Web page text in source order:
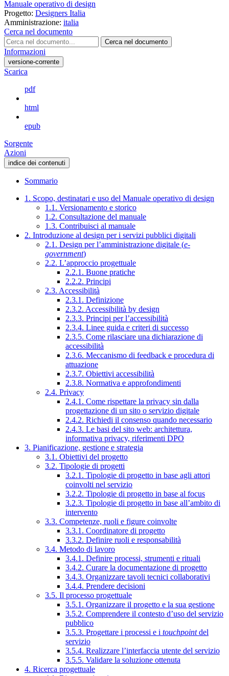
Manuale operativo di design
Progetto: Designers Italia
Amministrazione: italia
Cerca nel documento
Cerca nel documento
Informazioni
versione-corrente
Scarica
pdf
html
epub
Sorgente
Azioni
indice dei contenuti
Sommario
1. Scopo, destinatari e uso del Manuale operativo di design
1.1. Versionamento e storico
1.2. Consultazione del manuale
1.3. Contribuisci al manuale
2. Introduzione al design per i servizi pubblici digitali
2.1. Design per l’amministrazione digitale (e-
government)
2.2. L’approccio progettuale
2.2.1. Buone pratiche
2.2.2. Principi
2.3. Accessibilità
2.3.1. Definizione
2.3.2. Accessibilità by design
2.3.3. Principi per l’accessibilità
2.3.4. Linee guida e criteri di successo
2.3.5. Come rilasciare una dichiarazione di
accessibilità
2.3.6. Meccanismo di feedback e procedura di
attuazione
2.3.7. Obiettivi accessibilità
2.3.8. Normativa e approfondimenti
2.4. Privacy
2.4.1. Come rispettare la privacy sin dalla
progettazione di un sito o servizio digitale
2.4.2. Richiedi il consenso quando necessario
2.4.3. Le basi del sito web: architettura,
informativa privacy, riferimenti DPO
3. Pianificazione, gestione e strategia
3.1. Obiettivi del progetto
3.2. Tipologie di progetti
3.2.1. Tipologie di progetto in base agli attori
coinvolti nel servizio
3.2.2. Tipologie di progetto in base al focus
3.2.3. Tipologie di progetto in base all’ambito di
intervento
3.3. Competenze, ruoli e figure coinvolte
3.3.1. Coordinatore di progetto
3.3.2. Definire ruoli e responsabilità
3.4. Metodo di lavoro
3.4.1. Definire processi, strumenti e rituali
3.4.2. Curare la documentazione di progetto
3.4.3. Organizzare tavoli tecnici collaborativi
3.4.4. Prendere decisioni
3.5. Il processo progettuale
3.5.1. Organizzare il progetto e la sua gestione
3.5.2. Comprendere il contesto d’uso del servizio
pubblico
3.5.3. Progettare i processi e i touchpointdel
servizio
3.5.4. Realizzare l’interfaccia utente del servizio
3.5.5. Validare la soluzione ottenuta
4. Ricerca progettuale